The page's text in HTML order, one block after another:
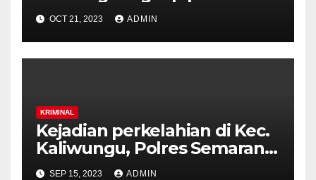
penusukan karyawan
Koperasi.
OCT 21, 2023 ADMIN
KRIMINAL
Kejadian perkelahian di Kec.
Kaliwungu, Polres Semarang
Gelar Press Release.
SEP 15, 2023 ADMIN